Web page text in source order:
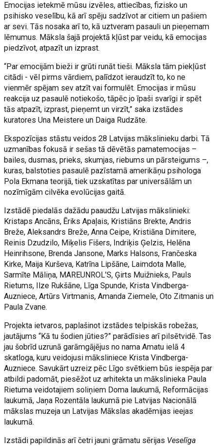
Emocijas ietekmē mūsu izvēles, attiecības, fizisko un
psihisko veselību, kā arī spēju sadzīvot ar citiem un pašiem
ar sevi. Tās nosaka arī to, kā uztveram pasauli un pieņemam
lēmumus. Māksla šajā projektā kļūst par veidu, kā emocijas
piedzīvot, atpazīt un izprast.
“Par emocijām bieži ir grūti runāt tieši. Māksla tām piekļūst
citādi - vēl pirms vārdiem, palīdzot ieraudzīt to, ko ne
vienmēr spējam sev atzīt vai formulēt. Emocijas ir mūsu
reakcija uz pasaulē notiekošo, tāpēc jo īpaši svarīgi ir spēt
tās atpazīt, izprast, pieņemt un virzīt,” saka izstādes
kuratores Una Meistere un Daiga Rudzāte.
Ekspozīcijas stāstu veidos 28 Latvijas mākslinieku darbi. Tā
uzmanības fokusā ir sešas tā dēvētās pamatemocijas –
bailes, dusmas, prieks, skumjas, riebums un pārsteigums –,
kuras, balstoties pasaulē pazīstamā amerikāņu psihologa
Pola Ekmana teorijā, tiek uzskatītas par universālām un
nozīmīgām cilvēka evolūcijas gaitā.
Izstādē piedalās dažādu paaudžu Latvijas mākslinieki:
Kristaps Ancāns, Ēriks Apaļais, Kristiāns Brekte, Andris
Breže, Aleksandrs Breže, Anna Ceipe, Kristiāna Dimitere,
Reinis Dzudzilo, Miķelis Fišers, Indriķis Ģelzis, Helēna
Heinrihsone, Brenda Jansone, Marks Halsons, Frančeska
Kirke, Maija Kurševa, Katrīna Lipšāne, Laimdota Malle,
Sarmīte Māliņa, MAREUNROL’S, Ģirts Muižnieks, Pauls
Rietums, Ilze Rukšāne, Līga Spunde, Krista Vindberga-
Auzniece, Artūrs Virtmanis, Amanda Ziemele, Oto Zitmanis un
Paula Zvane.
Projekta ietvaros, paplašinot izstādes telpiskās robežas,
jautājums “Kā tu šodien jūties?” parādīsies arī pilsētvidē. Tas
jau šobrīd uzrunā garāmgājējus no nama Amatu ielā 4
skatloga, kuru veidojusi māksliniece Krista Vindberga-
Auzniece. Savukārt uzreiz pēc Līgo svētkiem būs iespēja par
atbildi padomāt, piesēžot uz arhitekta un mākslinieka Paula
Rietuma veidotajiem soliņiem Doma laukumā, Reformācijas
laukumā, Jaņa Rozentāla laukumā pie Latvijas Nacionālā
mākslas muzeja un Latvijas Mākslas akadēmijas ieejas
laukumā.
Izstādi papildinās arī četri jauni grāmatu sērijas Veselīga